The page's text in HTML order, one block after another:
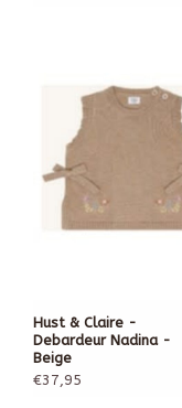
Hust & Claire -
Debardeur Nadina -
Beige
€37,95